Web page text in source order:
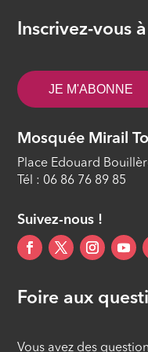
Islam,
Inscrivez-vous
JE M'ABONNE
Mosquée Mirail
Place Edouard
Tél : 06 86 76 89 85
Suivez-nous !
Foire aux
Vous avez des